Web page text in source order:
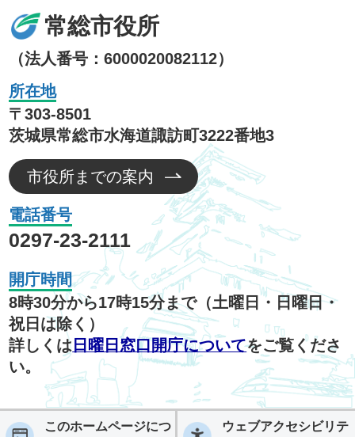
常総市役所
（法人番号：6000020082112）
所在地
〒303-8501
茨城県常総市水海道諏訪町3222番地3
市役所までの案内
電話番号
0297-23-2111
開庁時間
8時30分から17時15分まで（土曜日・日曜日・
祝日は除く）
詳しくは 日曜日窓口開庁についてをご覧くださ
い。
このホームページにつ ウェブアクセシビリテ